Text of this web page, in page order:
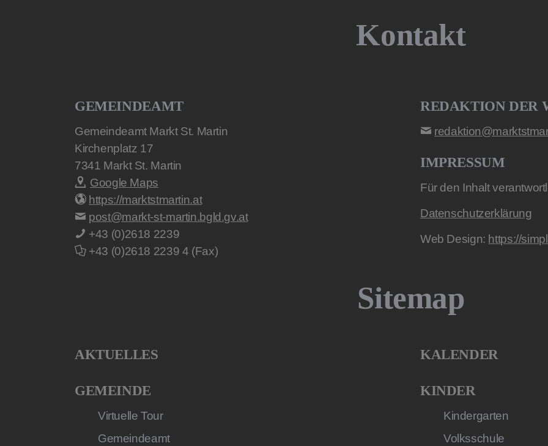
Kontakt
GEMEINDEAMT
Gemeindeamt Markt St. Martin
Kirchenplatz 17
7341 Markt St. Martin
Google Maps
https://marktstmartin.at
post@markt-st-martin.bgld.gv.at
+43 (0)2618 2239
+43 (0)2618 2239 4 (Fax)
REDAKTION DER
IMPRESSUM
Für den Inhalt
Datenschutzerklärung
Web Design: https://
Sitemap
AKTUELLES KALENDER
GEMEINDE
Virtuelle Tour
Gemeindeamt
KINDER
Kindergarten
Volksschule